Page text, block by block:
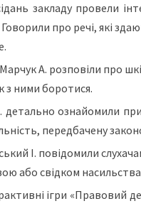
закладу провели
Говорили про речі, які
А. розповіли про
з ними боротися.
детально ознайомили
передбачену
І. повідомили
або свідком
ігри «Правовий